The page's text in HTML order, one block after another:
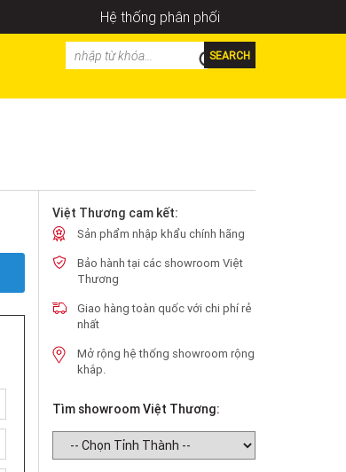
Hệ thống phân phối
SEARCH
Việt Thương cam kết:
Sản phẩm nhập khẩu chính hãng
Bảo hành tại các showroom Việt
Thương
Giao hàng toàn quốc với chi phí rẻ
nhất
Mở rộng hệ thống showroom rộng
khắp.
Tìm showroom Việt Thương: